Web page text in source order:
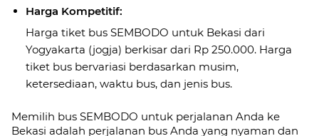
Harga Kompetitif:
Harga tiket bus SEMBODO untuk Bekasi dari
Yogyakarta (jogja) berkisar dari Rp 250.000. Harga
tiket bus bervariasi berdasarkan musim,
ketersediaan, waktu bus, dan jenis bus.
Memilih bus SEMBODO untuk perjalanan Anda ke
Bekasi adalah perjalanan bus Anda yang nyaman dan